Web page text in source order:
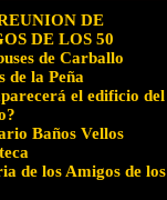
DE
DE LOS 50
de Carballo
de la Peña
el edificio del
Baños Vellos
de los Amigos de los